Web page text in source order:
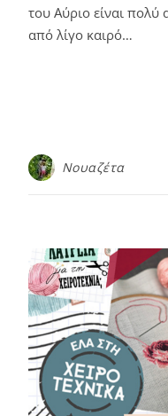
του Αύριο είναι πολύ
από λίγο καιρό…
Νουαζέτα